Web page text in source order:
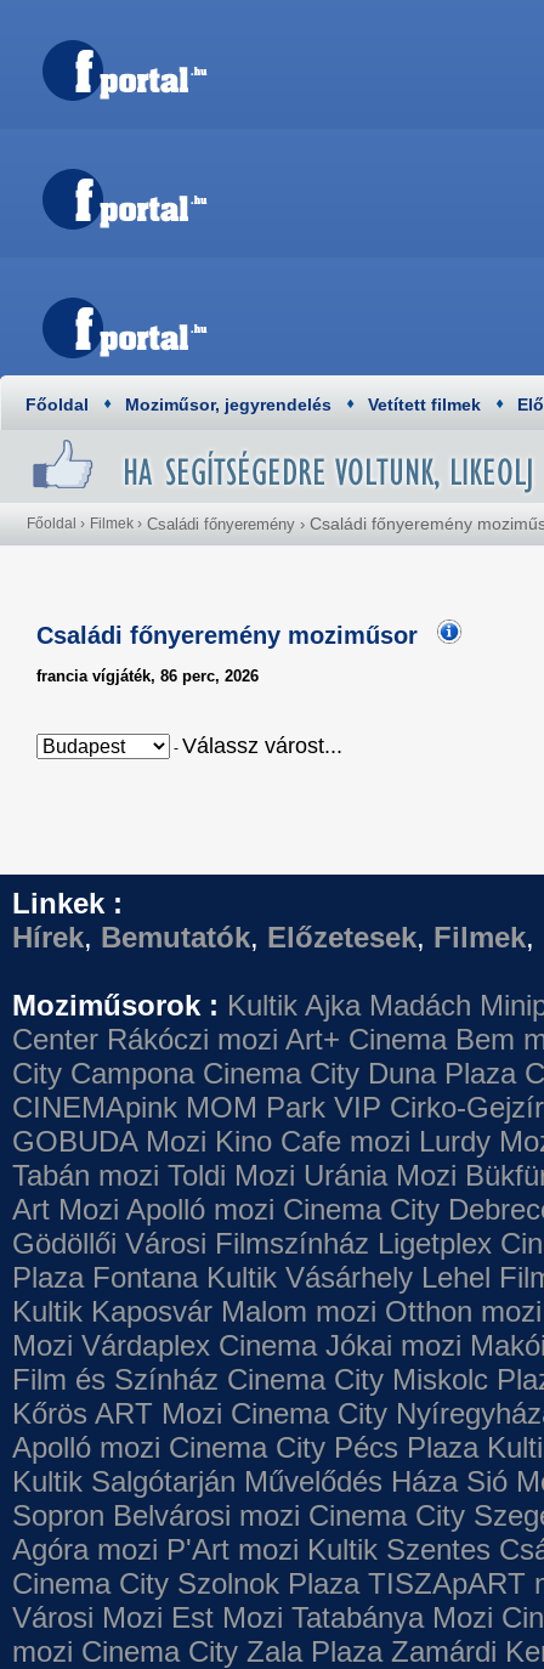
Főoldal Moziműsor, jegyrendelés Vetített filmek
Főoldal › Filmek › Családi főnyeremény › Családi főnyeremény
Családi főnyeremény moziműsor
francia vígjáték, 86 perc, 2026
- Válassz várost...
Linkek :
Hírek, Bemutatók, Előzetesek, Filmek,
Moziműsorok : Kultik Ajka Madách
Center Rákóczi mozi Art+ Cinema Bem
City Campona Cinema City Duna Plaza
CINEMApink MOM Park VIP Cirko-Gejzír
GOBUDA Mozi Kino Cafe mozi Lurdy
Tabán mozi Toldi Mozi Uránia Mozi
Art Mozi Apolló mozi Cinema City
Gödöllői Városi Filmszínház Ligetplex
Plaza Fontana Kultik Vásárhely Lehel
Kultik Kaposvár Malom mozi Otthon mozi
Mozi Várdaplex Cinema Jókai mozi
Film és Színház Cinema City Miskolc
Kőrös ART Mozi Cinema City
Apolló mozi Cinema City Pécs Plaza
Kultik Salgótarján Művelődés Háza Sió
Sopron Belvárosi mozi Cinema City
Agóra mozi P'Art mozi Kultik Szentes
Cinema City Szolnok Plaza TISZApART
Városi Mozi Est Mozi Tatabánya Mozi
mozi Cinema City Zala Plaza Zamárdi